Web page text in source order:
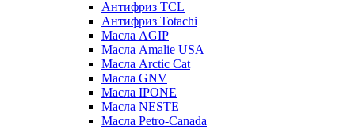
Антифриз TCL
Антифриз Totachi
Масла AGIP
Масла Amalie USA
Масла Arctic Cat
Масла GNV
Масла IPONE
Масла NESTE
Масла Petro-Canada